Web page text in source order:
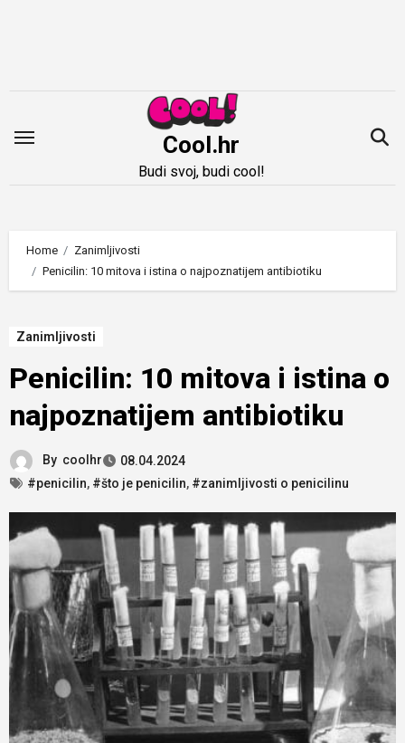
Cool.hr
Budi svoj, budi cool!
Home
Zanimljivosti
Penicilin: 10 mitova i istina o najpoznatijem antibiotiku
Zanimljivosti
Penicilin: 10 mitova i istina o
najpoznatijem antibiotiku
By coolhr
08.04.2024
#penicilin, #što je penicilin, #zanimljivosti o penicilinu